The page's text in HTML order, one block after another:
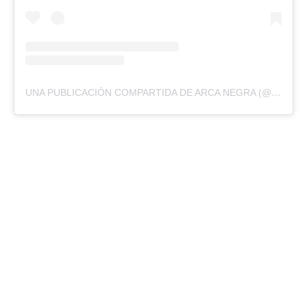
UNA PUBLICACIÓN COMPARTIDA DE ARCA NEGRA (@ARCANEGRA)